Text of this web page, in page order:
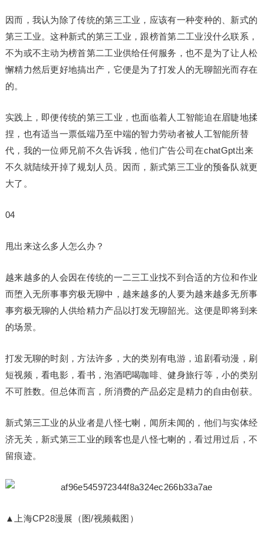
因而，我认为除了传统的第三工业，应该有一种变种的、新式的
第三工业。这种新式的第三工业，跟榜首第二工业没什么联系，
不为或不主动为榜首第二工业供给任何服务，也不是为了让人松
懈精力然后更好地搞出产，它便是为了打发人的无聊韶光而存在
的。
实践上，即便传统的第三工业，也面临着人工智能迫在眉睫地揉
捏，也有适当一票低端乃至中端的智力劳动者被人工智能所替
代，我的一位师兄前不久告诉我，他们广告公司在chatGpt出来
不久就陆续开掉了规划人员。因而，新式第三工业的预备队就更
大了。
04
甩出来这么多人怎么办？
越来越多的人会因在传统的一二三工业找不到合适的方位和作业
而堕入无所事事穷极无聊中，越来越多的人要为越来越多无所事
事穷极无聊的人供给精力产品以打发无聊韶光。这便是即将到来
的场景。
打发无聊的时刻，方法许多，大的类别有电游，追剧看动漫，刷
短视频，看电影，看书，泡酒吧喝咖啡、健身旅行等，小的类别
不可胜数。但总体而言，所消费的产品必定是精力的自由创获。
新式第三工业的从业者是八怪七喇，闻所未闻的，他们与实体经
济无关，新式第三工业的顾客也是八怪七喇的，看过用过后，不
留痕迹。
▲上海CP28漫展（图/视频截图）